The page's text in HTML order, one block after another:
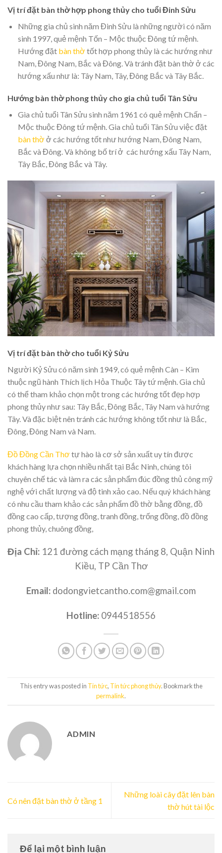
Vị trí đặt bàn thờ hợp phong thủy cho tuổi Đinh Sửu
Những gia chủ sinh năm Đinh Sửu là những người có năm
sinh 1997, quẻ mệnh Tốn – Mộc thuộc Đông tứ mệnh.
Hướng đặt bàn thờ tốt hợp phong thủy là các hướng như
Nam, Đông Nam, Bắc và Đông. Và tránh đặt bàn thờ ở các
hướng xấu như là: Tây Nam, Tây, Đông Bắc và Tây Bắc.
Hướng bàn thờ phong thủy cho gia chủ tuổi Tân Sửu
Gia chủ tuổi Tân Sửu sinh năm 1961 có quẻ mệnh Chấn –
Mộc thuộc Đông tứ mệnh. Gia chủ tuổi Tân Sửu việc đặt
bàn thờ ở các hướng tốt như hướng Nam, Đông Nam,
Bắc và Đông. Và không bố trí ở các hướng xấu Tây Nam,
Tây Bắc, Đông Bắc và Tây.
Vị trí đặt bàn thờ cho tuổi Kỷ Sửu
Người Kỷ Sửu có năm sinh 1949, có quẻ mệnh Càn – Kim
thuộc ngũ hành Thích lịch Hỏa Thuộc Tây tứ mệnh. Gia chủ
có thể tham khảo chọn một trong các hướng tốt đẹp hợp
phong thủy như sau: Tây Bắc, Đông Bắc, Tây Nam và hướng
Tây. Và đặc biệt nên tránh các hướng không tốt như là Bắc,
Đông, Đông Nam và Nam.
Đồ Đồng Cần Thơ tự hào là cơ sở sản xuất uy tín được
khách hàng lựa chọn nhiều nhất tại Bắc Ninh, chúng tôi
chuyên chế tác và làm ra các sản phẩm đúc đồng thủ công mỹ
nghệ với chất lượng và độ tinh xảo cao. Nếu quý khách hàng
có nhu cầu tham khảo các sản phẩm đồ thờ bằng đồng, đồ
đồng cao cấp, tượng đồng, tranh đồng, trống đồng, đồ đồng
phong thủy, chuông đồng,
Địa Chỉ: 121 đường cách mạng tháng 8, Quận Ninh
Kiều, TP Cần Thơ
Email: dodongvietcantho.com@gmail.com
Hotline: 0944518556
This entry was posted in Tin tức, Tin tức phong thủy. Bookmark the
permalink.
ADMIN
Có nên đặt bàn thờ ở tầng 1
Những loài cây đặt lên bàn
thờ hút tài lộc
Để lại một bình luận